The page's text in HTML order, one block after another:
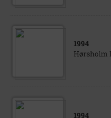
1994
Hørsholm
1994